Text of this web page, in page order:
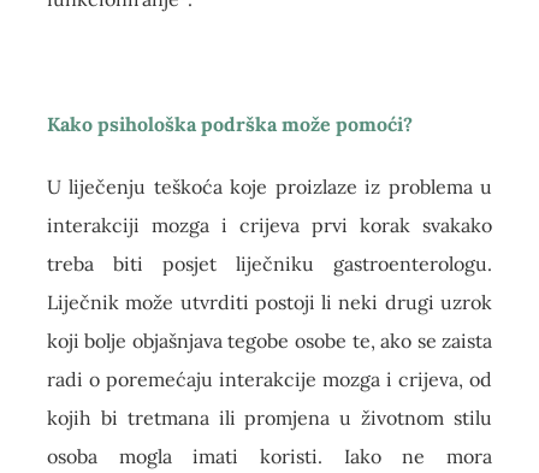
Kako psihološka podrška može pomoći?
U liječenju teškoća koje proizlaze iz problema u
interakciji mozga i crijeva prvi korak svakako
treba biti posjet liječniku gastroenterologu.
Liječnik može utvrditi postoji li neki drugi uzrok
koji bolje objašnjava tegobe osobe te, ako se zaista
radi o poremećaju interakcije mozga i crijeva, od
kojih bi tretmana ili promjena u životnom stilu
osoba mogla imati koristi. Iako ne mora